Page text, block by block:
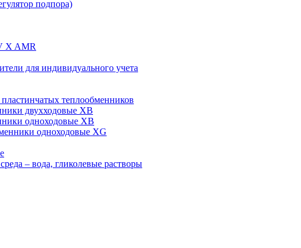
подпора)
X AMR
для индивидуального учета
теплообменников
двухходовые XB
одноходовые ХВ
одноходовые ХG
– вода, гликолевые растворы